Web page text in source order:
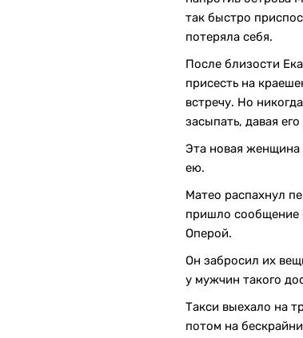
так быстро
потеряла себя.
После близости
присесть на
встречу. Но
засыпать, давая
Эта новая женщина
ею.
Матео распахнул
пришло сообщение
Оперой.
Он забросил их
у мужчин такого
Такси выехало на
потом на